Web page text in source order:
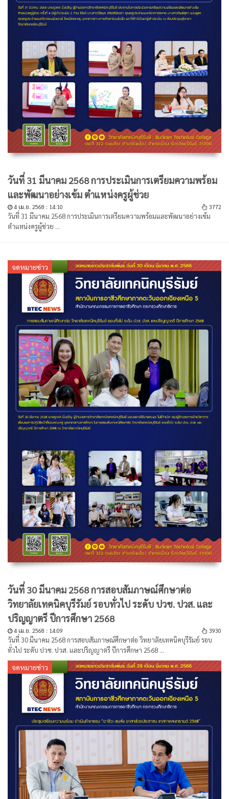
วันที่ 31 มีนาคม 2568 การประเมินการเตรียมความพร้อม
และพัฒนาอย่างเข้ม ตำแหน่งครูผู้ช่วย
4 เม.ย. 2568 : 14:10 3772
วันที่ 31 มีนาคม 2568 การประเมินการเตรียมความพร้อมและพัฒนาอย่างเข้ม
ตำแหน่งครูผู้ช่วย ...
จดหมายข่าว
วันที่ 30 มีนาคม 2568 การสอบสัมภาษณ์ศึกษาต่อ
วิทยาลัยเทคนิคบุรีรัมย์ รอบทั่วไป ระดับ ปวช. ปวส. และ
ปริญญาตรี ปีการศึกษา 2568
4 เม.ย. 2568 : 14:09 3930
วันที่ 30 มีนาคม 2568 การสอบสัมภาษณ์ศึกษาต่อ วิทยาลัยเทคนิคบุรีรัมย์ รอบ
ทั่วไป ระดับ ปวช. ปวส. และปริญญาตรี ปีการศึกษา 2568 ...
จดหมายข่าว